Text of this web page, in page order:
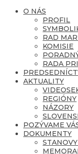
O NÁS
PROFIL
RAD
KOMISIE
RADA
AKTUALITY
REGIÓNY
NÁZORY
POZÝVAME
DOKUMENTY